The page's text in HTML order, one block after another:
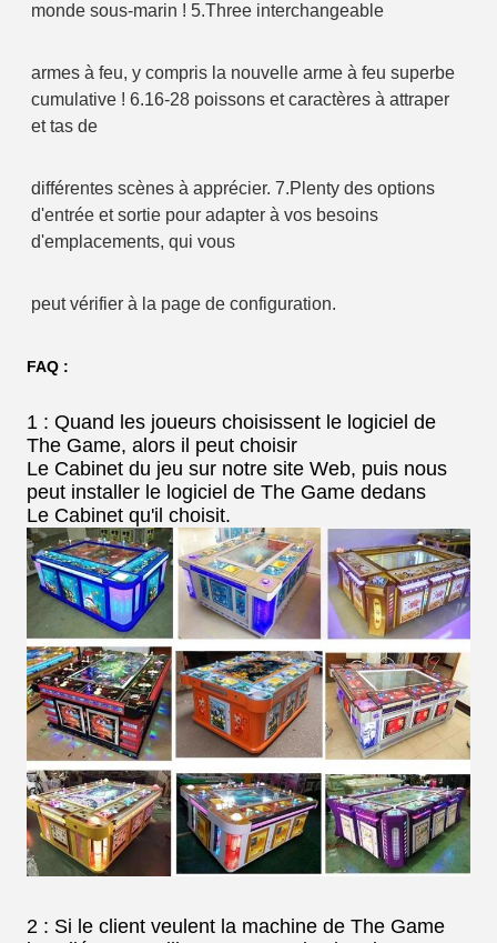
monde sous-marin ! 5.Three interchangeable
armes à feu, y compris la nouvelle arme à feu superbe
cumulative ! 6.16-28 poissons et caractères à attraper
et tas de
différentes scènes à apprécier. 7.Plenty des options
d'entrée et sortie pour adapter à vos besoins
d'emplacements, qui vous
peut vérifier à la page de configuration.
FAQ :
1 : Quand les joueurs choisissent le logiciel de
The Game, alors il peut choisir
Le Cabinet du jeu sur notre site Web, puis nous
peut installer le logiciel de The Game dedans
Le Cabinet qu'il choisit.
2 : Si le client veulent la machine de The Game